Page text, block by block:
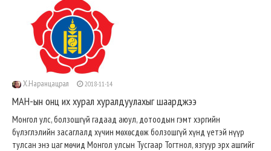
Х.Наранцацрал 2018-11-14
МАН-ын онц их хурал хуралдуулахыг шаарджээ
Монгол улс, болзошгүй гадаад аюул, дотоодын гэмт хэргийн
бүлэглэлийн засаглалд хүчин мөхөсдөж болзошгүй хүнд үетэй нүүр
тулсан энэ цаг мөчид Монгол улсын Тусгаар Тогтнол, язгуур эрх ашгийг